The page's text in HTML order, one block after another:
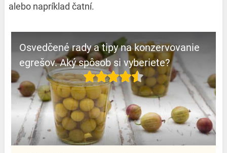
alebo napríklad čatní.
Osvedčené rady a tipy na konzervovanie
egrešov. Aký spôsob si vyberiete?